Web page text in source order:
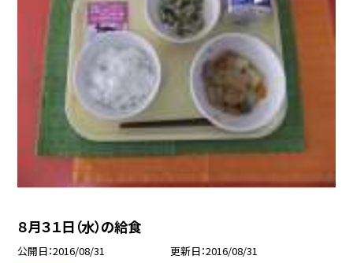
８月３１日（水）の給食
公開日 2016/08/31 更新日 2016/08/31